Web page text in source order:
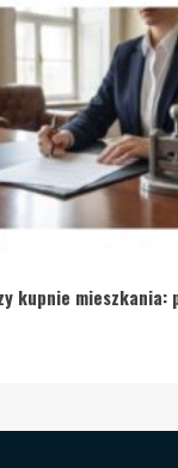
kupnie mieszkania: